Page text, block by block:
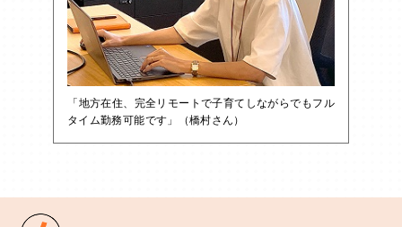
「地方在住、完全リモートで子育てしながらでもフル
タイム勤務可能です」（橋村さん）